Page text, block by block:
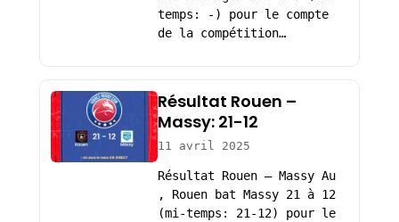
temps: -) pour le compte
de la compétition…
Résultat Rouen –
Massy: 21-12
11 avril 2025
Résultat Rouen – Massy Au
, Rouen bat Massy 21 à 12
(mi-temps: 21-12) pour le